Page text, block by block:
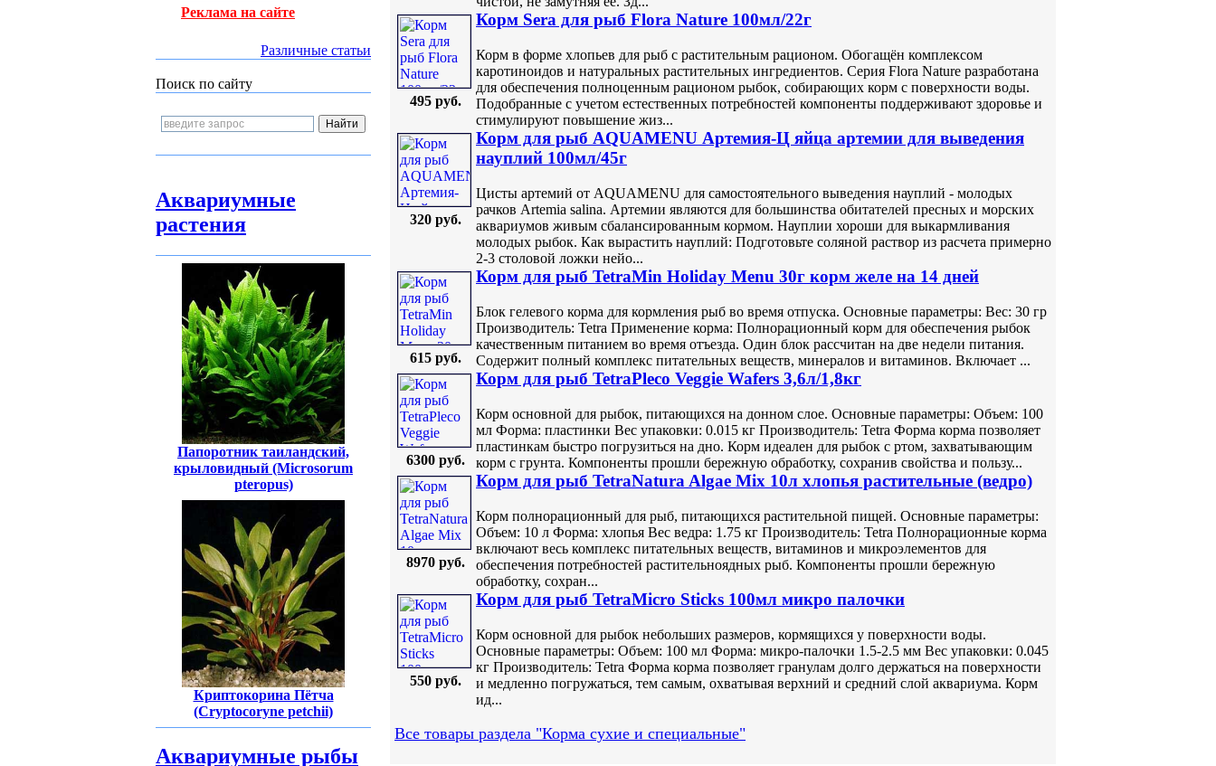
Реклама на сайте
Различные статьи
Поиск по сайту
Аквариумные
растения
Папоротник таиландский,
крыловидный (Microsorum
pteropus)
Криптокорина Пётча
(Cryptocoryne petchii)
Аквариумные рыбы
495 руб.
Корм Sera для рыб Flora Nature 100мл/22г
Корм в форме хлопьев для рыб с растительным рационом. Обогащён комплексом
каротиноидов и натуральных растительных ингредиентов. Серия Flora Nature разработана
для обеспечения полноценным рационом рыбок, собирающих корм с поверхности воды.
Подобранные с учетом естественных потребностей компоненты поддерживают здоровье и
стимулируют повышение жиз...
320 руб.
Корм для рыб AQUAMENU Артемия-Ц яйца артемии для выведения
науплий 100мл/45г
Цисты артемий от AQUAMENU для самостоятельного выведения науплий - молодых
рачков Artemia salina. Артемии являются для большинства обитателей пресных и морских
аквариумов живым сбалансированным кормом. Науплии хороши для выкармливания
молодых рыбок. Как вырастить науплий: Подготовьте соляной раствор из расчета примерно
2-3 столовой ложки нейо...
615 руб.
Корм для рыб TetraMin Holiday Menu 30г корм желе на 14 дней
Блок гелевого корма для кормления рыб во время отпуска. Основные параметры: Вес: 30 гр
Производитель: Tetra Применение корма: Полнорационный корм для обеспечения рыбок
качественным питанием во время отъезда. Один блок рассчитан на две недели питания.
Содержит полный комплекс питательных веществ, минералов и витаминов. Включает ...
6300 руб.
Корм для рыб TetraPleco Veggie Wafers 3,6л/1,8кг
Корм основной для рыбок, питающихся на донном слое. Основные параметры: Объем: 100
мл Форма: пластинки Вес упаковки: 0.015 кг Производитель: Tetra Форма корма позволяет
пластинкам быстро погрузиться на дно. Корм идеален для рыбок с ртом, захватывающим
корм с грунта. Компоненты прошли бережную обработку, сохранив свойства и пользу...
8970 руб.
Корм для рыб TetraNatura Algae Mix 10л хлопья растительные (ведро)
Корм полнорационный для рыб, питающихся растительной пищей. Основные параметры:
Объем: 10 л Форма: хлопья Вес ведра: 1.75 кг Производитель: Tetra Полнорационные корма
включают весь комплекс питательных веществ, витаминов и микроэлементов для
обеспечения потребностей растительноядных рыб. Компоненты прошли бережную
обработку, сохран...
550 руб.
Корм для рыб TetraMicro Sticks 100мл микро палочки
Корм основной для рыбок небольших размеров, кормящихся у поверхности воды.
Основные параметры: Объем: 100 мл Форма: микро-палочки 1.5-2.5 мм Вес упаковки: 0.045
кг Производитель: Tetra Форма корма позволяет гранулам долго держаться на поверхности
и медленно погружаться, тем самым, охватывая верхний и средний слой аквариума. Корм
ид...
Все товары раздела "Корма сухие и специальные"